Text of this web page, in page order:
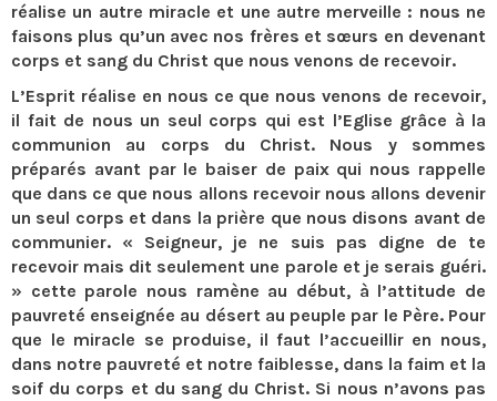
réalise un autre miracle et une autre merveille : nous ne
faisons plus qu’un avec nos frères et sœurs en devenant
corps et sang du Christ que nous venons de recevoir.
L’Esprit réalise en nous ce que nous venons de recevoir,
il fait de nous un seul corps qui est l’Eglise grâce à la
communion au corps du Christ. Nous y sommes
préparés avant par le baiser de paix qui nous rappelle
que dans ce que nous allons recevoir nous allons devenir
un seul corps et dans la prière que nous disons avant de
communier. « Seigneur, je ne suis pas digne de te
recevoir mais dit seulement une parole et je serais guéri.
» cette parole nous ramène au début, à l’attitude de
pauvreté enseignée au désert au peuple par le Père. Pour
que le miracle se produise, il faut l’accueillir en nous,
dans notre pauvreté et notre faiblesse, dans la faim et la
soif du corps et du sang du Christ. Si nous n’avons pas